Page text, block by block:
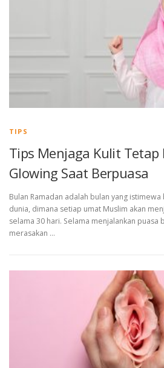
TIPS
Tips Menjaga Kulit Tetap
Glowing Saat Berpuasa
Bulan Ramadan adalah bulan yang
dunia, dimana setiap umat Muslim akan
selama 30 hari. Selama menjalankan puasa
merasakan …